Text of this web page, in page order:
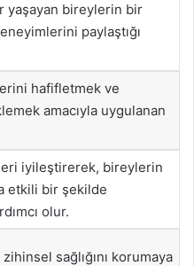
yaşayan bireylerin bir
paylaştığı
hafifletmek ve
amacıyla uygulanan
iyileştirerek, bireylerin
etkili bir şekilde
olur.
sağlığını korumaya